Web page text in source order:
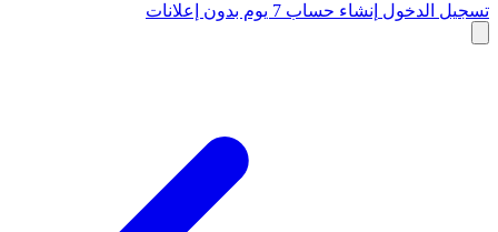
تسجيل الدخول إنشاء حساب 7 يوم بدون إعلانات